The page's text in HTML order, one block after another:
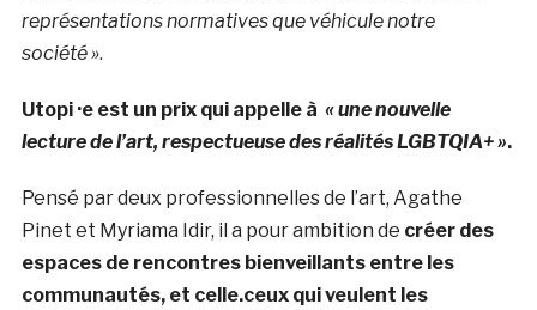
représentations normatives que véhicule notre
société ».
Utopi ·e est un prix qui appelle à « une nouvelle
lecture de l’art, respectueuse des réalités LGBTQIA+ ».
Pensé par deux professionnelles de l’art, Agathe
Pinet et Myriama Idir, il a pour ambition de créer des
espaces de rencontres bienveillants entre les
communautés, et celle.ceux qui veulent les